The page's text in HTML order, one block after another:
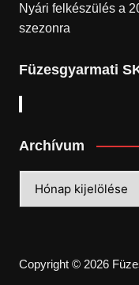
Nyári felkészülés a
szezonra
Füzesgyarmati
Archívum
Copyright © 2026